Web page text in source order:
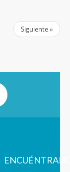
Siguiente »